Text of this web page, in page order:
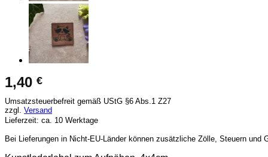
1,40 €
Umsatzsteuerbefreit gemäß UStG §6 Abs.1 Z27
zzgl. Versand
Lieferzeit: ca. 10 Werktage
Bei Lieferungen in Nicht-EU-Länder können zusätzliche Zölle, Steuern und